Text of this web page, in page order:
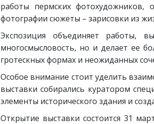
работы пермских фотохудожников,
фотографии сюжеты – зарисовки из
Экспозиция объединяет работы,
многосмысловость, но и делает ее
гротескных формах и неожиданных
Особое внимание стоит уделить
выставки собирались куратором
элементы исторического здания и
Открытие выставки состоится 31